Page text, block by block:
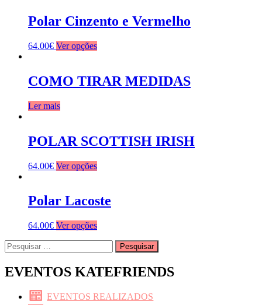
Polar Cinzento e Vermelho
64.00€ Ver opções
COMO TIRAR MEDIDAS
Ler mais
POLAR SCOTTISH IRISH
64.00€ Ver opções
Polar Lacoste
64.00€ Ver opções
Pesquisar
por:
EVENTOS KATEFRIENDS
EVENTOS REALIZADOS